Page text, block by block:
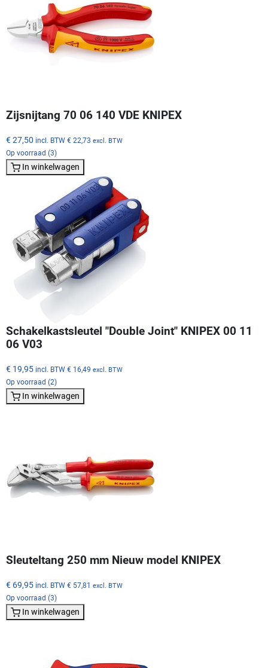
Zijsnijtang 70 06 140 VDE KNIPEX
€ 27,50 incl. BTW € 22,73 excl. BTW
Op voorraad (3)
In winkelwagen
Schakelkastsleutel "Double Joint" KNIPEX 00 11
06 V03
€ 19,95 incl. BTW € 16,49 excl. BTW
Op voorraad (2)
In winkelwagen
Sleuteltang 250 mm Nieuw model KNIPEX
€ 69,95 incl. BTW € 57,81 excl. BTW
Op voorraad (3)
In winkelwagen